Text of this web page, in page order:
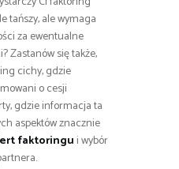
tańszy, ale wymaga
za ewentualne
Zastanów się także,
cichy, gdzie
o cesji
gdzie informacja ta
aspektów znacznie
faktoringu i wybór